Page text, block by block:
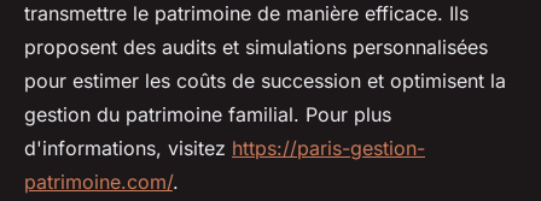
transmettre le patrimoine de manière efficace. Ils
proposent des audits et simulations personnalisées
pour estimer les coûts de succession et optimisent la
gestion du patrimoine familial. Pour plus
d'informations, visitez https://paris-gestion-
patrimoine.com/.